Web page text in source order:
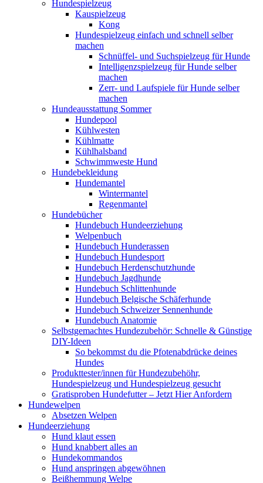
Hundespielzeug
Kauspielzeug
Kong
Hundespielzeug einfach und schnell selber
machen
Schnüffel- und Suchspielzeug für Hunde
Intelligenzspielzeug für Hunde selber
machen
Zerr- und Laufspiele für Hunde selber
machen
Hundeausstattung Sommer
Hundepool
Kühlwesten
Kühlmatte
Kühlhalsband
Schwimmweste Hund
Hundebekleidung
Hundemantel
Wintermantel
Regenmantel
Hundebücher
Hundebuch Hundeerziehung
Welpenbuch
Hundebuch Hunderassen
Hundebuch Hundesport
Hundebuch Herdenschutzhunde
Hundebuch Jagdhunde
Hundebuch Schlittenhunde
Hundebuch Belgische Schäferhunde
Hundebuch Schweizer Sennenhunde
Hundebuch Anatomie
Selbstgemachtes Hundezubehör: Schnelle & Günstige
DIY-Ideen
So bekommst du die Pfotenabdrücke deines
Hundes
Produkttester/innen für Hundezubehöhr,
Hundespielzeug und Hundespielzeug gesucht
Gratisproben Hundefutter – Jetzt Hier Anfordern
Hundewelpen
Absetzen Welpen
Hundeerziehung
Hund klaut essen
Hund knabbert alles an
Hundekommandos
Hund anspringen abgewöhnen
Beißhemmung Welpe